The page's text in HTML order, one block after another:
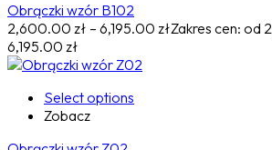
Obrączki wzór B102
2,600.00 zł – 6,195.00 złZakres cen: od
6,195.00 zł
Select options
Zobacz